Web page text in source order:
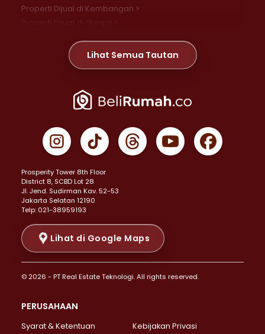
Properti Dijual di Kembangan >
Properti Dijual di Meruya >
Properti Dijual di Jelambar >
Properti Dijual di Jakarta Pusat >
Properti Dijual di Gambir >
Properti Dijual di Johar Baru >
Properti Dijual di Menteng >
Properti Dijual di Senen >
Properti Dijual di Tanah Abang >
Properti Dijual di Cikini >
Properti Dijual di Kramat >
Properti Dijual di Pasar Baru >
Properti Dijual di Bendungan Hilir >
Properti Dijual di Jakarta Selatan >
Properti Dijual di Lebak Bulus >
Properti Dijual di Gandaria Selatan >
Lihat Semua Tautan
Prosperity Tower 8th Floor
District 8, SCBD Lot 28
JI. Jend. Sudirman Kav. 52-53
Jakarta Selatan 12190
Telp: 021-38959193
Lihat di Google Maps
© 2026 - PT Real Estate Teknologi. All rights reserved.
PERUSAHAAN
Syarat & Ketentuan
Kebijakan Privasi